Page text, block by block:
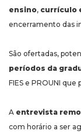
ensino, currículo
encerramento das
São ofertadas,
períodos da
FIES e PROUNI
A entrevista
com horário a ser